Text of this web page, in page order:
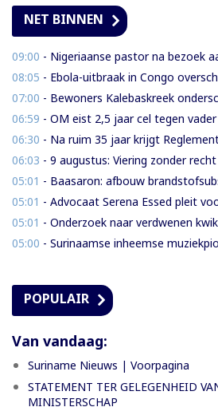
NET BINNEN
09:00 - Nigeriaanse pastor na bezoek aan president Simons:
08:05 - Ebola-uitbraak in Congo
07:00 - Bewoners Kalebaskreek onderscheppen buitenlanders met illegaal
06:59 - OM eist 2,5 jaar cel tegen vader voor mishandeling en
06:30 - Na ruim 35 jaar krijgt Reglement van Orde DNA
06:03 - 9 augustus: Viering zonder recht is
05:01 - Baasaron: afbouw brandstofsubsidie op
05:01 - Advocaat Serena Essed pleit voor derde
05:01 - Onderzoek naar verdwenen kwik nog
05:00 - Surinaamse inheemse muziekpionier Kariñha Basi krijgt
POPULAIR
Van vandaag:
Suriname Nieuws | Voorpagina
STATEMENT TER GELEGENHEID
MINISTERSCHAP